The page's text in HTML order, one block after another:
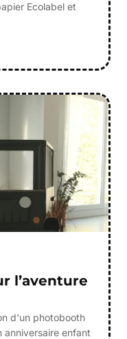
Ecolabel et
l’aventure
d'un photobooth
anniversaire enfant